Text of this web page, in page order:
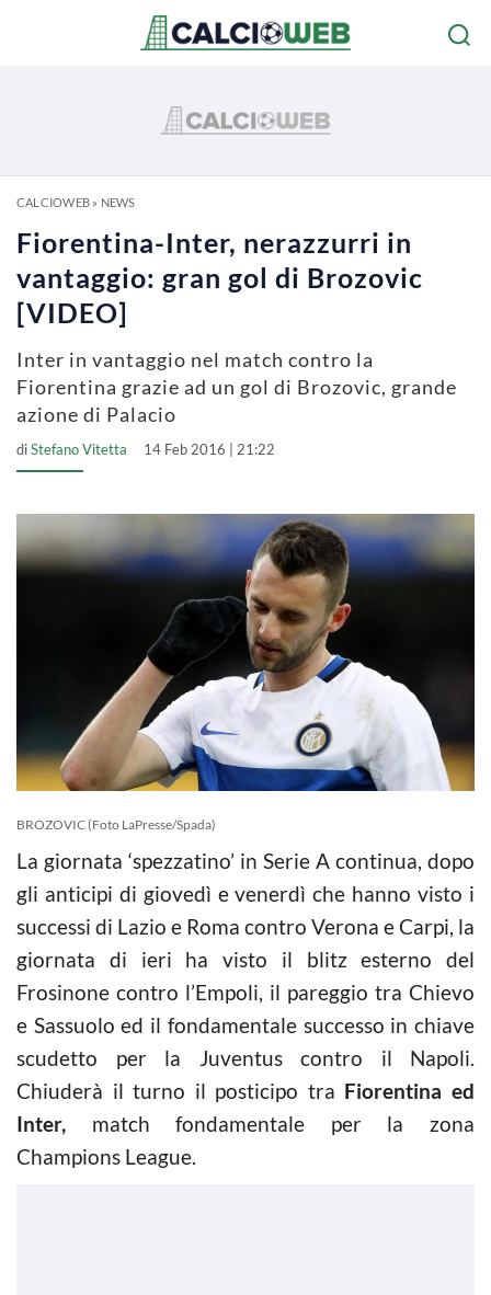
CALCIOWEB» NEWS
Fiorentina-Inter, nerazzurri in
vantaggio: gran gol di Brozovic
[VIDEO]
Inter in vantaggio nel match contro la
Fiorentina grazie ad un gol di Brozovic, grande
azione di Palacio
diStefano Vitetta 14 Feb 2016 | 21:22
BROZOVIC (Foto LaPresse/Spada)
La giornata ‘spezzatino’ in Serie A continua, dopo
gli anticipi di giovedì e venerdì che hanno visto i
successi di Lazio e Roma contro Verona e Carpi, la
giornata di ieri ha visto il blitz esterno del
Frosinone contro l’Empoli, il pareggio tra Chievo
e Sassuolo ed il fondamentale successo in chiave
scudetto per la Juventus contro il Napoli.
Chiuderà il turno il posticipo tra Fiorentina ed
Inter, match fondamentale per la zona
Champions League.